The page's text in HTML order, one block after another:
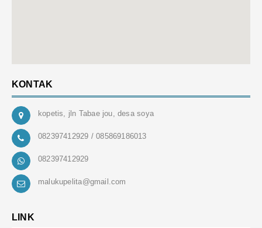
KONTAK
kopetis, jln Tabae jou, desa soya
082397412929 / 085869186013
082397412929
malukupelita@gmail.com
LINK